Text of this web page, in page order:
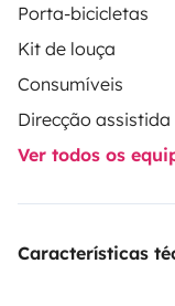
Porta-bicicletas
Kit de louça
Consumíveis
Direcção assistida
Ver todos os
Características